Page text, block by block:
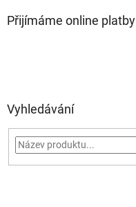
Přijímáme online platby
Vyhledávání